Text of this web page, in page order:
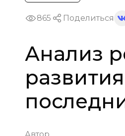
865 Поделиться
Анализ